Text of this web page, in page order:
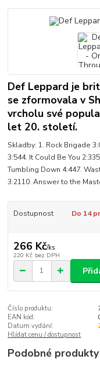
Def Leppard je
se zformovala v
vrcholu své
let 20. století.
Skladby: 1. Rock Brigade
3:544. It Could Be You
Tumbling Down 4:447.
3:2110. Answer to the
Dostupnost Do 14
266 Kč/ks
220 Kč bez DPH
Číslo produktu:
EAN kód:
Datum vydání:
Hlídat cenu / dostupnost
Podobné produkty